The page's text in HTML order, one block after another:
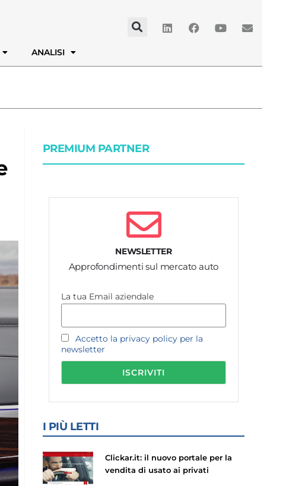
ANALISI
PREMIUM PARTNER
NEWSLETTER
Approfondimenti sul mercato auto
La tua Email aziendale
Accetto la privacy policy per la
newsletter
I PIÙ LETTI
Clickar.it: il nuovo portale per la
vendita di usato ai privati